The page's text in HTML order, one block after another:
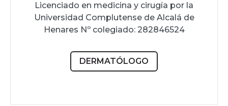
Licenciado en medicina y cirugía por la
Universidad Complutense de Alcalá de
Henares Nº colegiado: 282846524
DERMATÓLOGO